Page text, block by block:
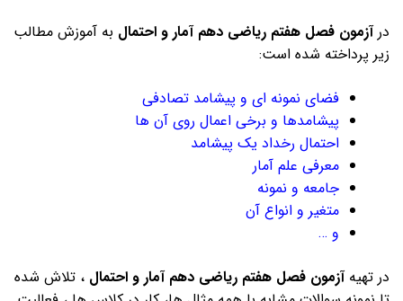
درآزمون فصل هفتم ریاضی دهم آمار و احتمال به آموزش مطالب
زیر پرداخته شده است:
فضای نمونه ای و پیشامد تصادفی
پیشامدها و برخی اعمال روی آن ها
احتمال رخداد یک پیشامد
معرفی علم آمار
جامعه و نمونه
متغیر و انواع آن
و …
در تهیهآزمون فصل هفتم ریاضی دهم آمار و احتمال ، تلاش شده